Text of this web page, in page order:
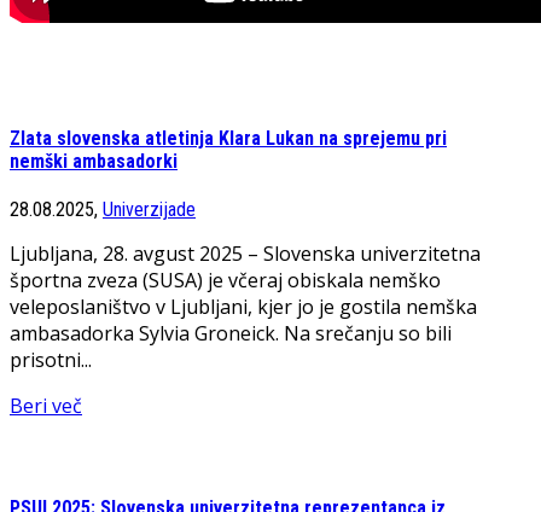
Zlata slovenska atletinja Klara Lukan na sprejemu pri
nemški ambasadorki
28.08.2025, Univerzijade
Ljubljana, 28. avgust 2025 – Slovenska univerzitetna
športna zveza (SUSA) je včeraj obiskala nemško
veleposlaništvo v Ljubljani, kjer jo je gostila nemška
ambasadorka Sylvia Groneick. Na srečanju so bili
prisotni...
Beri več
PSUI 2025: Slovenska univerzitetna reprezentanca iz